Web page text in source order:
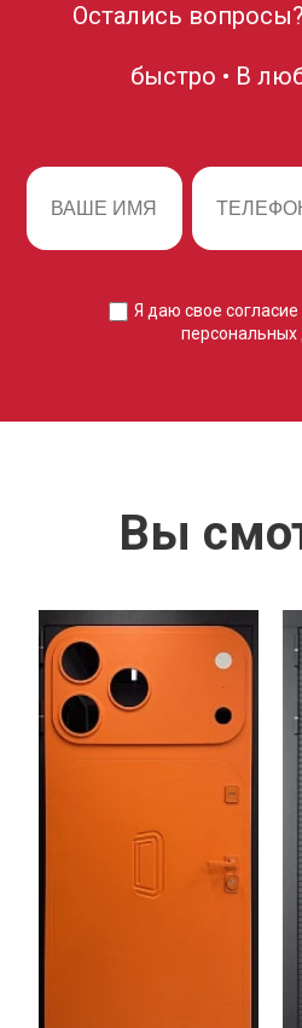
Остались
быстро • В
Я даю свое согласие
персональных
Вы